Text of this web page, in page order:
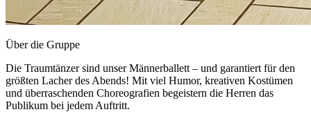
Über die Gruppe
Die Traumtänzer sind unser Männerballett – und garantiert für den
größten Lacher des Abends! Mit viel Humor, kreativen Kostümen
und überraschenden Choreografien begeistern die Herren das
Publikum bei jedem Auftritt.